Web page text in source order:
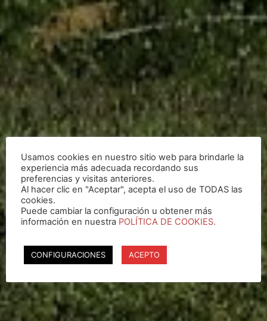
Usamos cookies en nuestro sitio web para brindarle la
experiencia más adecuada recordando sus
preferencias y visitas anteriores.
Al hacer clic en "Aceptar", acepta el uso de TODAS las
cookies.
Puede cambiar la configuración u obtener más
información en nuestra POLÍTICA DE COOKIES.
CONFIGURACIONES ACEPTO